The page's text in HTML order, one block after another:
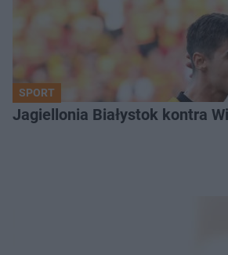
SPORT
Jagiellonia Białystok kontra